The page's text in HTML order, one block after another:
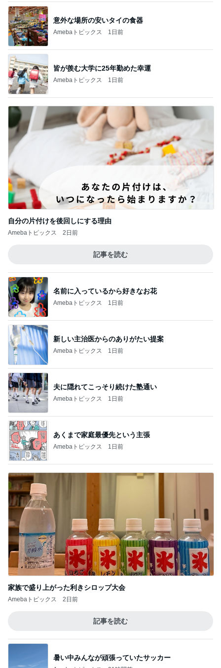
意外な場所の安いタイの食器
Amebaトピックス 1日前
皆が羨む大学に25年勤めた幸運
Amebaトピックス 1日前
自分の片付けを後回しにする理由
Amebaトピックス 2日前
記事を読む
名前に入っているから好きなお花
Amebaトピックス 1日前
新しい主治医からのありがたい提案
Amebaトピックス 1日前
夫に隠れてこっそり続けた塾通い
Amebaトピックス 1日前
あくまで家庭最優先という主張
Amebaトピックス 1日前
家族で盛り上がった利きシロップ大会
Amebaトピックス 2日前
記事を読む
暑い中みんなが頑張っていたサッカー